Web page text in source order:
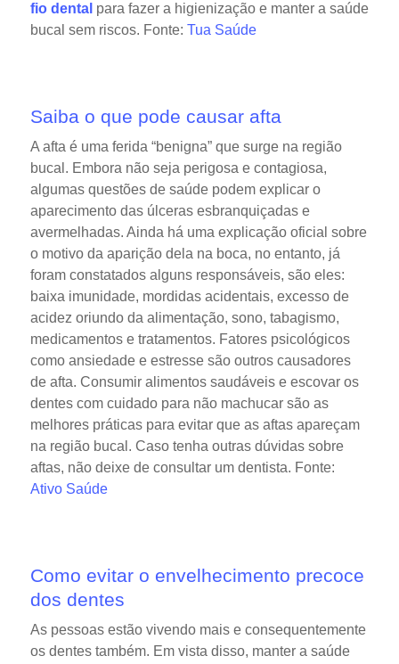
fio dental para fazer a higienização e manter a saúde
bucal sem riscos. Fonte: Tua Saúde
Saiba o que pode causar afta
A afta é uma ferida “benigna” que surge na região
bucal. Embora não seja perigosa e contagiosa,
algumas questões de saúde podem explicar o
aparecimento das úlceras esbranquiçadas e
avermelhadas. Ainda há uma explicação oficial sobre
o motivo da aparição dela na boca, no entanto, já
foram constatados alguns responsáveis, são eles:
baixa imunidade, mordidas acidentais, excesso de
acidez oriundo da alimentação, sono, tabagismo,
medicamentos e tratamentos. Fatores psicológicos
como ansiedade e estresse são outros causadores
de afta. Consumir alimentos saudáveis e escovar os
dentes com cuidado para não machucar são as
melhores práticas para evitar que as aftas apareçam
na região bucal. Caso tenha outras dúvidas sobre
aftas, não deixe de consultar um dentista. Fonte:
Ativo Saúde
Como evitar o envelhecimento precoce
dos dentes
As pessoas estão vivendo mais e consequentemente
os dentes também. Em vista disso, manter a saúde